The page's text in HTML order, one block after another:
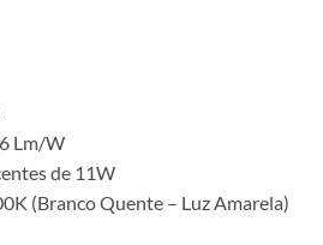
Lm/W
de 11W
(Branco Quente – Luz Amarela)